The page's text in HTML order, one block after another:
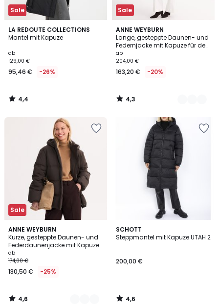
Sale
LA REDOUTE COLLECTIONS
Mantel mit Kapuze
ab
129,00 €
95,46 € -26%
4,4
/ 5
4,4
/
Sale
ANNE WEYBURN
Lange, gesteppte Daunen- und
Federnjacke mit Kapuze für den
Hochwinter
ab
204,00 €
163,20 € -20%
4,3
/ 5
2
Farben
4,3
/
Sale
ANNE WEYBURN
Kurze, gesteppte Daunen- und
Federdaunenjacke mit Kapuze
für den Hochwinter
ab
174,00 €
130,50 € -25%
4,6
/ 5
2
Farben
4,6
/
SCHOTT
Steppmantel mit Kapuze UTAH 2
200,00 €
4,6
/ 5
4,6
/